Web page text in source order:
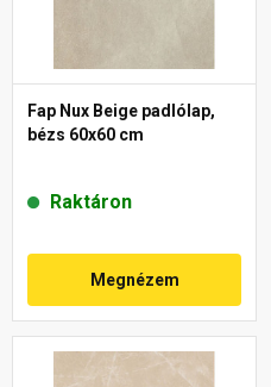
Fap Nux Beige padlólap,
bézs 60x60 cm
Raktáron
Megnézem